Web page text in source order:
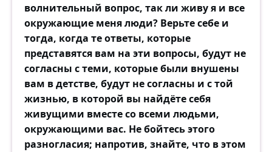
волнительный вопрос, так ли живу я и все
окружающие меня люди? Верьте себе и
тогда, когда те ответы, которые
представятся вам на эти вопросы, будут не
согласны с теми, которые были внушены
вам в детстве, будут не согласны и с той
жизнью, в которой вы найдёте себя
живущими вместе со всеми людьми,
окружающими вас. Не бойтесь этого
разногласия; напротив, знайте, что в этом